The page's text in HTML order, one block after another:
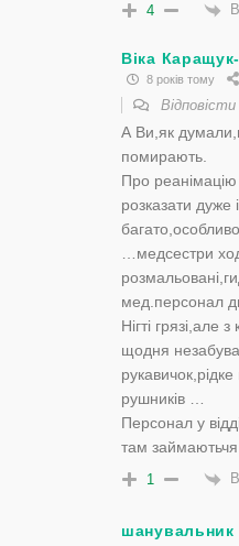
4
Віка
8 років тому
Відповісти
А Ви,як
помирають.
Про
розказати дуже
…медсестри
мед.персонал
Нігті грязі,але
щодня
рушників …
Персонал у
там
1
шанувальник